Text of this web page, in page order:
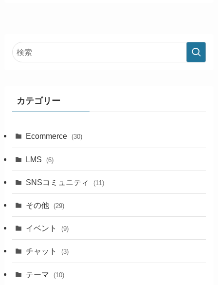
カテゴリー
Ecommerce (30)
LMS (6)
SNSコミュニティ (11)
その他 (29)
イベント (9)
チャット (3)
テーマ (10)